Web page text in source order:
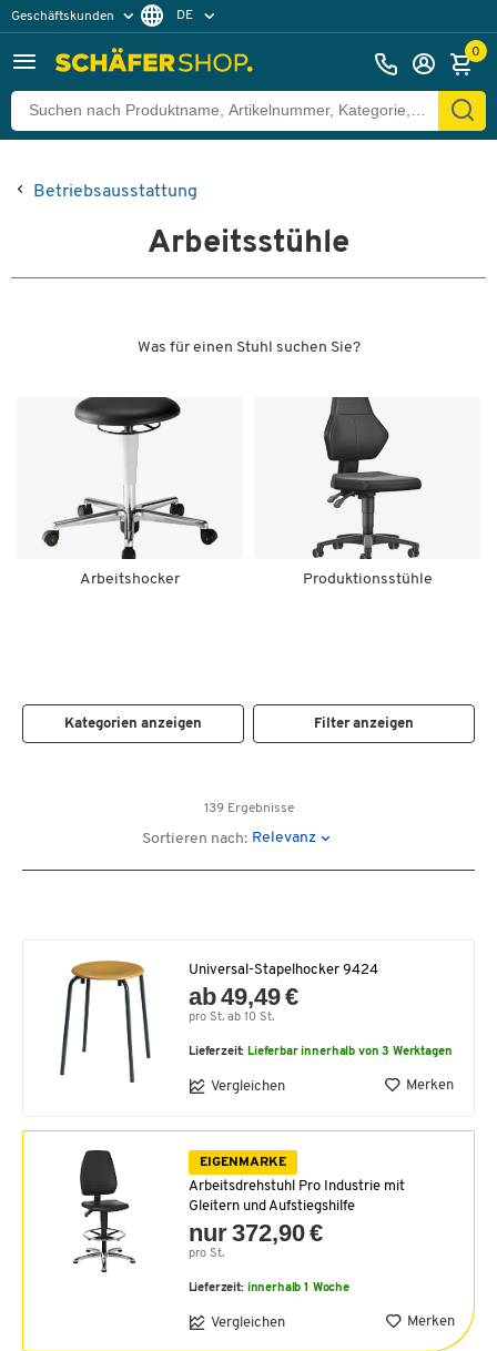
Geschäftskunden DE
0
Betriebsausstattung
Arbeitsstühle
Was für einen Stuhl suchen Sie?
Arbeitshocker Produktionsstühle
Kategorien anzeigen Filter anzeigen
139 Ergebnisse
Sortieren nach: Relevanz
Universal-Stapelhocker 9424
ab 49,49 €
pro St. ab 10 St.
Lieferzeit: Lieferbar innerhalb von 3 Werktagen
Vergleichen Merken
EIGENMARKE
Arbeitsdrehstuhl Pro Industrie mit
Gleitern und Aufstiegshilfe
nur 372,90 €
pro St.
Lieferzeit: innerhalb 1 Woche
Vergleichen Merken